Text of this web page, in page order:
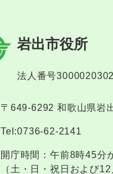
岩出市役所
法人番号
〒649-6292 和歌山県岩
Tel:0736-62-2141
開庁時間：午前8時45分
（土・日・祝日および